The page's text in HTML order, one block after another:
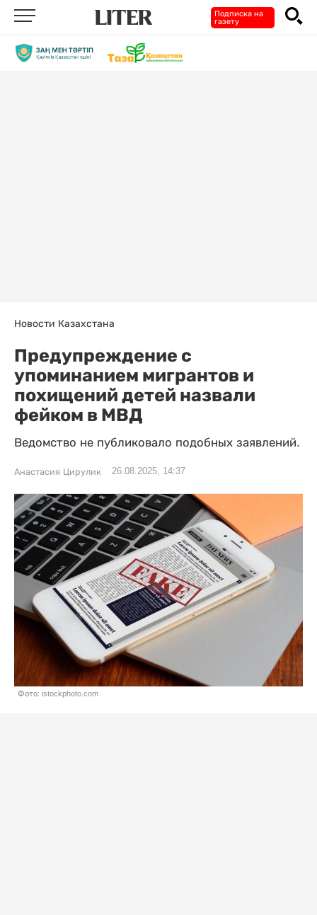
Подписка на
газету
Новости Казахстана
Предупреждение с
упоминанием мигрантов и
похищений детей назвали
фейком в МВД
Ведомство не публиковало подобных заявлений.
Анастасия Цирулик 26.08.2025, 14:37
Фото: istockphoto.com